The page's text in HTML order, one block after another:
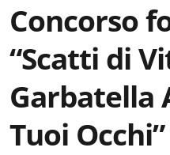
Concorso
“Scatti di
Garbatella
Tuoi Occhi”